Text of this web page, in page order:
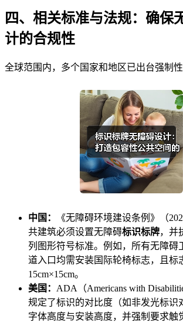
四、相关标准与法规：确保
计的合规性
全球范围内，多个国家和地区已出台强制性
中国：
《无障碍环境建设条例》（
共建筑必须设置无障碍标识标牌，并
列图形符号标准。例如，所有无障碍
道入口均需安装国际轮椅标志，且标
15cm×15cm。
美国： ADA（Americans with
规定了标识的对比度（如非发光标识
字体高度与安装高度，并强制要求触